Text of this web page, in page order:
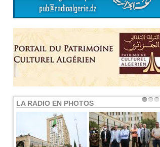
LA RADIO EN PHOTOS